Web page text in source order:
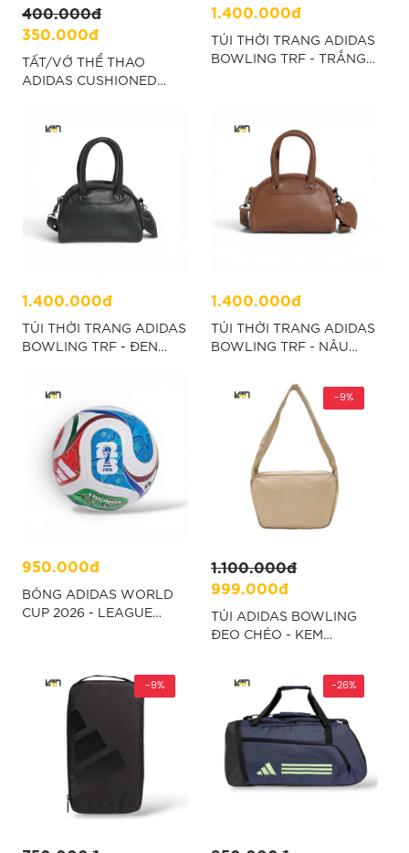
400.000đ
350.000đ
TẤT/VỚ THỂ THAO
ADIDAS CUSHIONED
1.400.000đ
TÚI THỜI TRANG ADIDAS
BOWLING TRF - TRẮNG
1.400.000đ
TÚI THỜI TRANG ADIDAS
BOWLING TRF - ĐEN
1.400.000đ
TÚI THỜI TRANG ADIDAS
BOWLING TRF - NÂU
950.000đ
BÓNG ADIDAS WORLD
CUP 2026 - LEAGUE
1.100.000đ
999.000đ
-9%
TÚI ADIDAS BOWLING
ĐEO CHÉO - KEM
-9% -26%